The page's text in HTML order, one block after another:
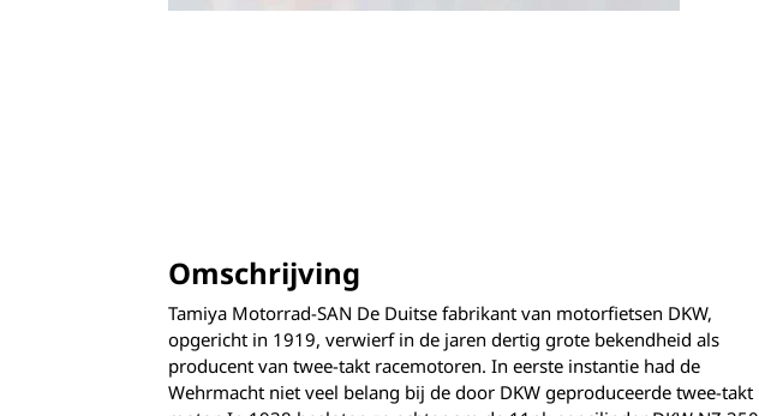
Omschrijving
Tamiya Motorrad-SAN De Duitse fabrikant van motorfietsen DKW,
opgericht in 1919, verwierf in de jaren dertig grote bekendheid als
producent van twee-takt racemotoren. In eerste instantie had de
Wehrmacht niet veel belang bij de door DKW geproduceerde twee-takt